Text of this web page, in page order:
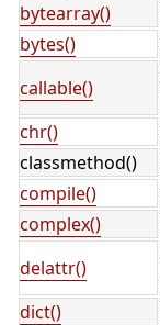
bytearray()
bytes()
callable()
chr()
classmethod()
compile()
complex()
delattr()
dict()